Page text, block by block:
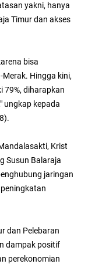
yakni, hanya
Timur dan akses
bisa
Hingga kini,
79%, diharapkan
ungkap kepada
Krist
Susun Balaraja
jaringan
dan Pelebaran
dampak positif
perekonomian